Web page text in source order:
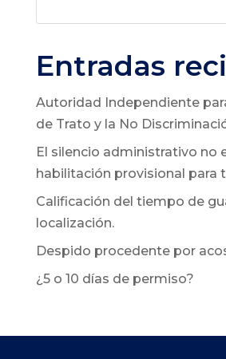
Entradas
Autoridad Independiente
de Trato y la No
El silencio administrativo no
habilitación provisional para
Calificación del tiempo de
localización.
Despido procedente por
¿5 o 10 días de permiso?